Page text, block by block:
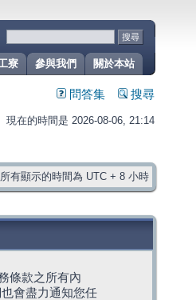
關於本站
參與我們
寮
問答集 搜尋
現在的時間是 2026-08-06, 21:14
所有顯示的時間為 UTC + 8 小時
條款之所有內
會盡力通知您任